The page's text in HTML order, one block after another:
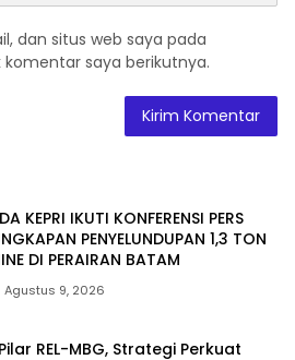
dan situs web saya pada
saya berikutnya.
KEPRI IKUTI KONFERENSI PERS
PENYELUNDUPAN 1,3 TON
DI PERAIRAN BATAM
Agustus 9, 2026
REL-MBG, Strategi Perkuat